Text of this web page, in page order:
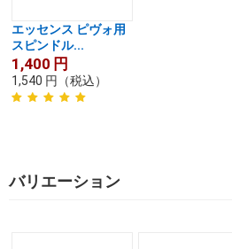
エッセンス ピヴォ用
スピンドル...
1,400 円
1,540 円 （税込）
バリエーション